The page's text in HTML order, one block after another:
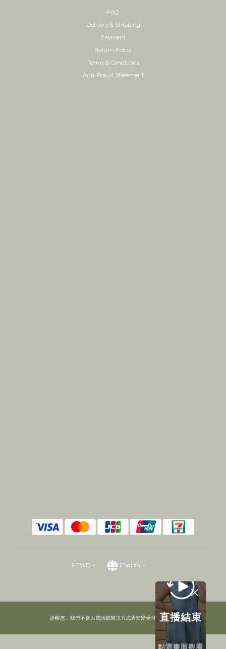
FAQ
Delivery & Shipping
Payment
Return Policy
Terms & Conditions
Anti-Fraud Statement
$ TWD English
提醒您，我們不會以電話或簡訊方式通知變更付款方式。直播結束
點選畫面觀看